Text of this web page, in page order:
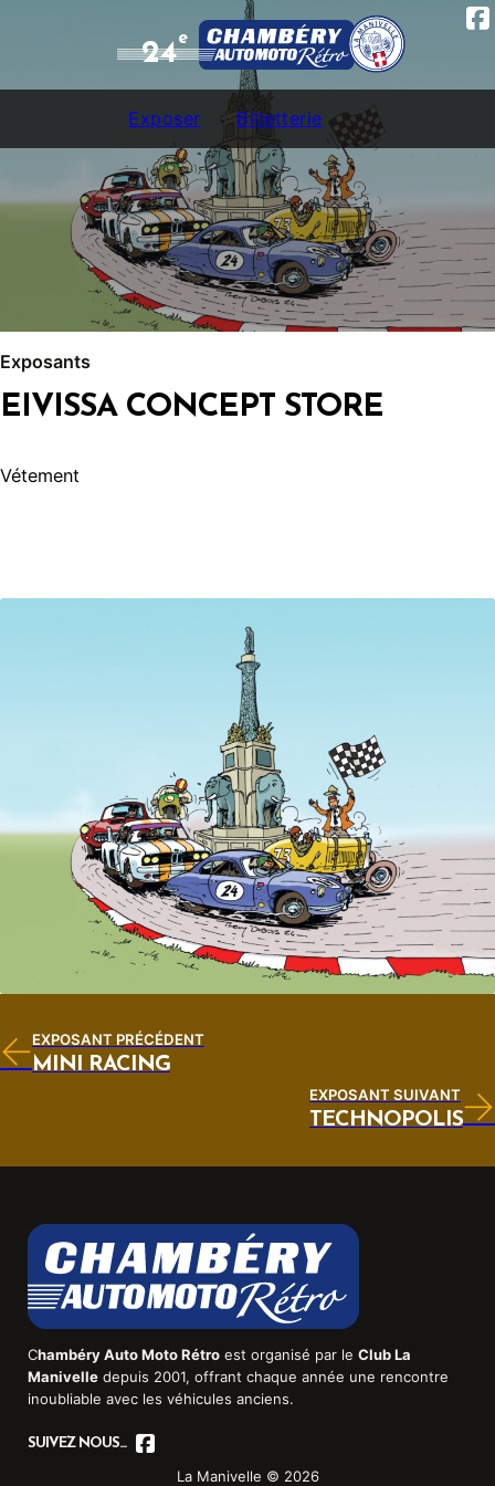
24e
Exposer Billetterie
Exposants
EIVISSA CONCEPT STORE
Vétement
EXPOSANT PRÉCÉDENT
MINI RACING
EXPOSANT SUIVANT
TECHNOPOLIS
Chambéry Auto Moto Rétroest organisé par le Club La
Manivelledepuis 2001, offrant chaque année une rencontre
inoubliable avec les véhicules anciens.
SUIVEZ NOUS...
La Manivelle © 2026